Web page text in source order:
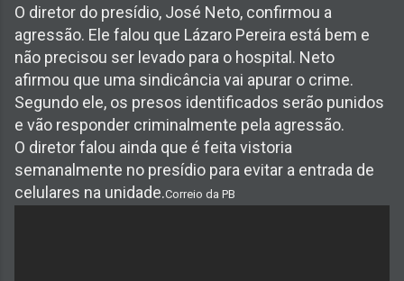
O diretor do presídio, José Neto, confirmou a
agressão. Ele falou que Lázaro Pereira está bem e
não precisou ser levado para o hospital. Neto
afirmou que uma sindicância vai apurar o crime.
Segundo ele, os presos identificados serão punidos
e vão responder criminalmente pela agressão.
O diretor falou ainda que é feita vistoria
semanalmente no presídio para evitar a entrada de
celulares na unidade.Correio da PB